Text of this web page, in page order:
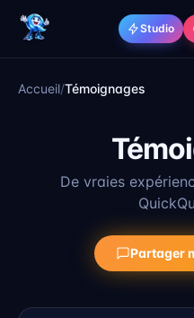
Skip to content
Studio
Accueil/Témoignages
De vraies
Partager